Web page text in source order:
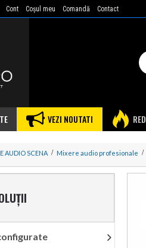
Cont Coşul meu Comandă Contact
VEZI NOUTATI
AUDIO SCENA Mixere audio profesionale